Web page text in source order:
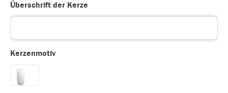
Überschrift der Kerze
Kerzenmotiv